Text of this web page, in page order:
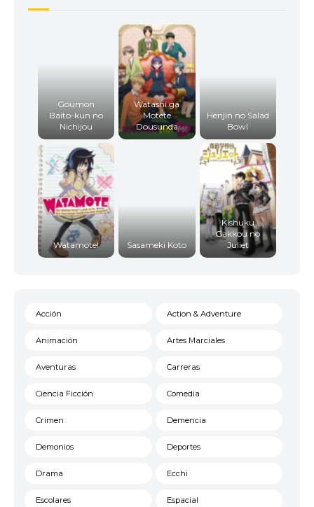
Goumon
Baito-kun no
Nichijou
Watashi ga
Motete
Dousunda
Henjin no Salad
Bowl
Watamote! Sasameki Koto
Kishuku
Gakkou no
Juliet
Acción Action & Adventure
Animación Artes Marciales
Aventuras Carreras
Ciencia Ficción Comedia
Crimen Demencia
Demonios Deportes
Drama Ecchi
Escolares Espacial